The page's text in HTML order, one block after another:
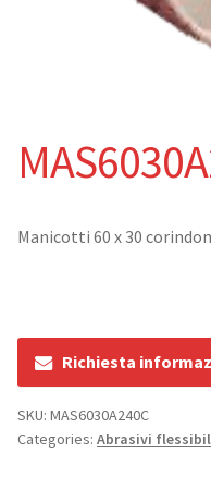
Dischi da taglio
Ruote lamellari con
Dischi compatti
Manicotti 60 x 30
Richiesta
SKU: MAS6030A240C
Categories: Abrasivi